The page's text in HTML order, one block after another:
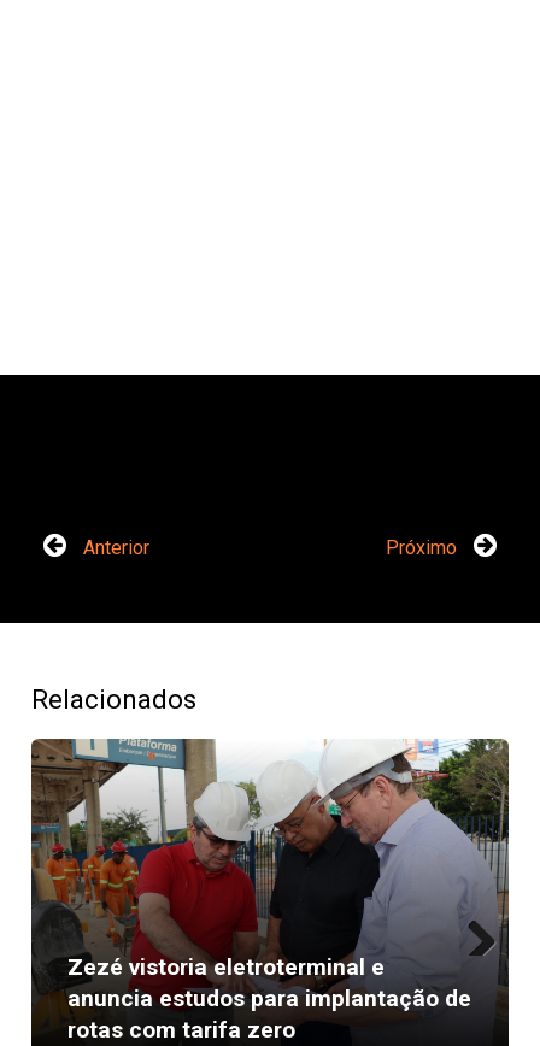
Anterior Próximo
Relacionados
Zezé vistoria eletroterminal e
anuncia estudos para implantação de
rotas com tarifa zero
Next